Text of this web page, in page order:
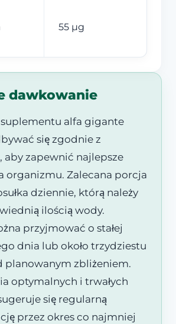
55 µg
dawkowanie
alfa gigante
się zgodnie z
aby zapewnić najlepsze
organizmu. Zalecana porcja
dziennie, którą należy
ilością wody.
przyjmować o stałej
dnia lub około trzydziestu
planowanym zbliżeniem.
optymalnych i trwałych
się regularną
przez okres co najmniej